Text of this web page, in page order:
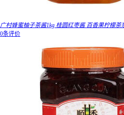
广村蜂蜜柚子茶酱1kg 桂圆红枣酱 百香果柠檬
0条评价